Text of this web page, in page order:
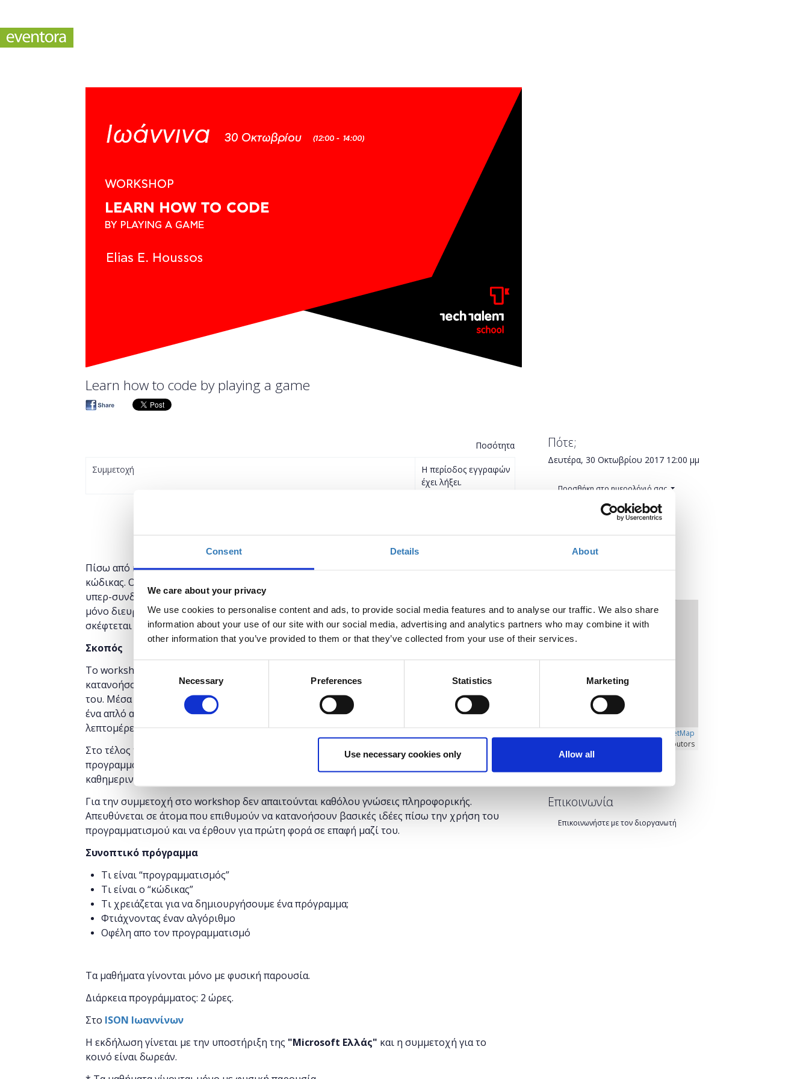
Consent Details About
We care about your privacy
We use cookies to personalise content and ads, to provide social media features and to analyse our traffic. We also share
information about your use of our site with our social media, advertising and analytics partners who may combine it with
other information that you’ve provided to them or that they’ve collected from your use of their services.
Selection
Necessary Preferences Statistics Marketing
Use necessary cookies only Allow all
Learn how to code by playing a game
Ποσότητα
Συμμετοχή
Η περίοδος εγγραφών
έχει λήξει.
Πίσω από κάθε αλληλεπίδραση ανάμεσα σε ανθρώπους και υπολογιστές υπάρχει ένας
κώδικας. Ο προγραμματισμός είναι παντού και είναι καθοριστικός για την κατανόηση ενός
υπερ-συνδεδεμένου κόσμου. Όταν κάποιος αποκτά βασικές γνώσεις προγραμματισμού, όχι
μόνο διευρύνει τις δυνατότητες που του παρέχει η τεχνολογία αλλά και αρχίζει να
σκέφτεται πιο μεθοδικά για την επίλυση καθημερινών προβλημάτων.
Σκοπός
Το workshop αυτό έχει στόχο να δώσει την δυνατότητα στους συμμετέχοντες να
κατανοήσουν βασικές αρχές του προγραμματισμού και να αντιληφθούν τα οφέλη της χρήσης
του. Μέσα απο μια βιωματική άσκηση θα δούμε πώς λειτουργεί ένα πρόγραμμα φτιάχνοντας
ένα απλό αλγόριθμο. Το παιχνίδι θα βοηθήσει να κατανοήσουμε με περισσότερη
λεπτομέρεια τι χρειάζεται για να γράψουμε οι ίδιοι ένα πρόγραμμα.
Στο τέλος του σεμιναρίου, οι συμμετέχοντες θα έχουν εξοικειωθεί με βασικό λεξιλόγιο του
προγραμματισμού και θα μάθουν πώς η χρήση του έχει βελτιώσει πρακτικά την
καθημερινότητα μας.
Για την συμμετοχή στο workshop δεν απαιτούνται καθόλου γνώσεις πληροφορικής.
Απευθύνεται σε άτομα που επιθυμούν να κατανοήσουν βασικές ιδέες πίσω την χρήση του
προγραμματισμού και να έρθουν για πρώτη φορά σε επαφή μαζί του.
Συνοπτικό πρόγραμμα
Τι είναι “προγραμματισμός”
Τι είναι ο “κώδικας”
Τι χρειάζεται για να δημιουργήσουμε ένα πρόγραμμα;
Φτιάχνοντας έναν αλγόριθμο
Οφέλη απο τον προγραμματισμό
Τα μαθήματα γίνονται μόνο με φυσική παρουσία.
Διάρκεια προγράμματος: 2 ώρες.
Στο ISON Ιωαννίνων
Η εκδήλωση γίνεται με την υποστήριξη της "Microsoft Ελλάς" και η συμμετοχή για το
κοινό είναι δωρεάν.
Πότε;
Δευτέρα, 30 Οκτωβρίου 2017 12:00 μμ
Προσθήκη στο ημερολόγιό σας
Λεωφόρος Δωδώνης 11
+
–
OpenStreetMap
contributors
Προβολή μεγαλύτερου χάρτη
Επικοινωνία
Επικοινωνήστε με τον διοργανωτή